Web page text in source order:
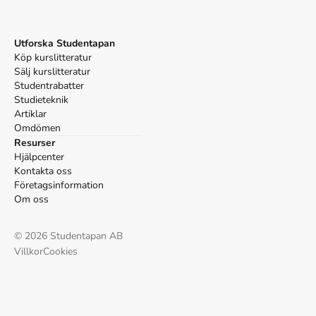
Utforska Studentapan
Köp kurslitteratur
Sälj kurslitteratur
Studentrabatter
Studieteknik
Artiklar
Omdömen
Resurser
Hjälpcenter
Kontakta oss
Företagsinformation
Om oss
© 2026 Studentapan AB
VillkorCookies